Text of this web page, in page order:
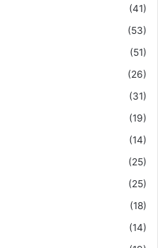
(41)
(53)
(51)
(26)
(31)
(19)
(14)
(25)
(25)
(18)
(14)